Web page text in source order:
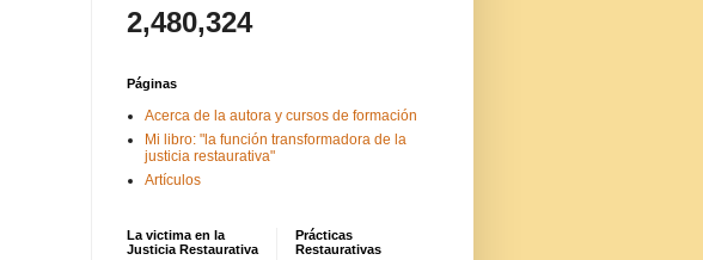
2,480,324
Páginas
Acerca de la autora y cursos de formación
Mi libro: "la función transformadora de la
justicia restaurativa"
Artículos
La victima en la
Justicia Restaurativa
Prácticas
Restaurativas